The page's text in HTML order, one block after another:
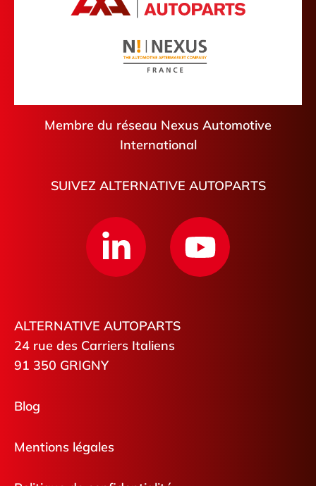
Membre du réseau Nexus Automotive
International
SUIVEZ ALTERNATIVE AUTOPARTS
ALTERNATIVE AUTOPARTS
24 rue des Carriers Italiens
91 350 GRIGNY
Blog
Mentions légales